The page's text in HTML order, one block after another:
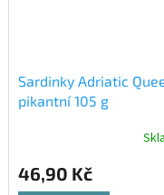
Sardinky Adriatic
pikantní 105 g
46,90 Kč